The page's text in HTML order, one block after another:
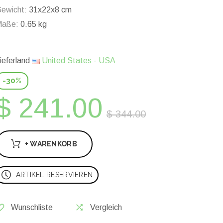
31x22x8 cm
0.65 kg
United States - USA
-30%
241.00 $ 344.00
+ WARENKORB
ARTIKEL RESERVIEREN
Wunschliste Vergleich